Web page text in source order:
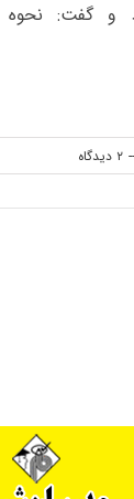
و گفت: نحوه
-- ۲ دیدگاه
on
تعیین